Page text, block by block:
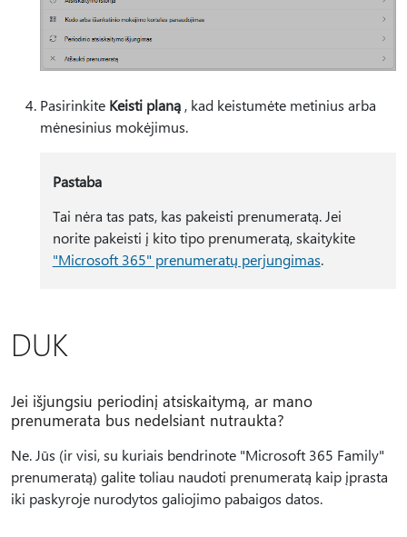
Pasirinkite Keisti planą, kad keistumėte metinius arba
mėnesinius mokėjimus.
Pastaba
Tai nėra tas pats, kas pakeisti prenumeratą. Jei
norite pakeisti į kito tipo prenumeratą, skaitykite
"Microsoft 365" prenumeratų perjungimas.
DUK
Jei išjungsiu periodinį atsiskaitymą, ar mano
prenumerata bus nedelsiant nutraukta?
Ne. Jūs (ir visi, su kuriais bendrinote "Microsoft 365 Family"
prenumeratą) galite toliau naudoti prenumeratą kaip įprasta
iki paskyroje nurodytos galiojimo pabaigos datos.